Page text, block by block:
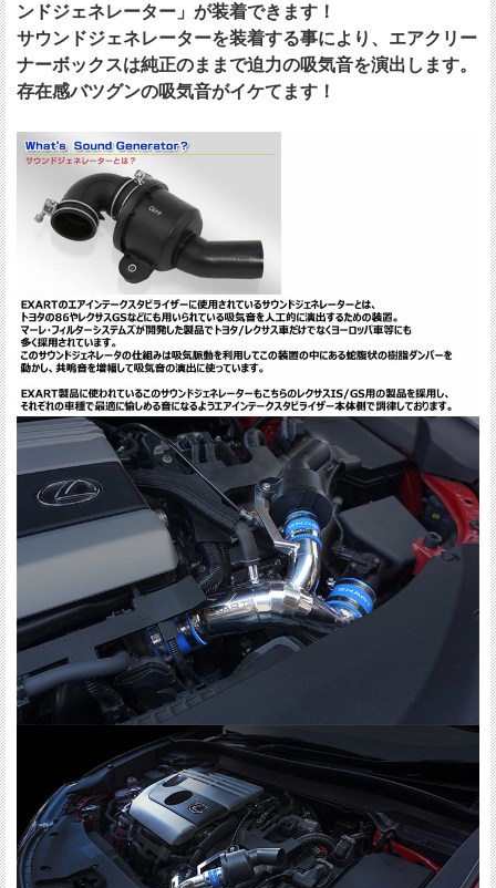
ンドジェネレーター」が装着できます！
サウンドジェネレーターを装着する事により、エアクリー
ナーボックスは純正のままで迫力の吸気音を演出します。
存在感バツグンの吸気音がイケてます！